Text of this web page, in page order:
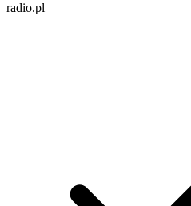
radio.pl